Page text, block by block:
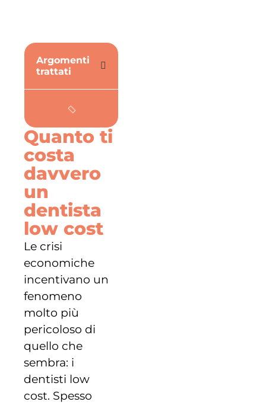
Argomenti
trattati
Quanto ti
costa
davvero
un
dentista
low cost
Le crisi
economiche
incentivano un
fenomeno
molto più
pericoloso di
quello che
sembra: i
dentisti low
cost. Spesso